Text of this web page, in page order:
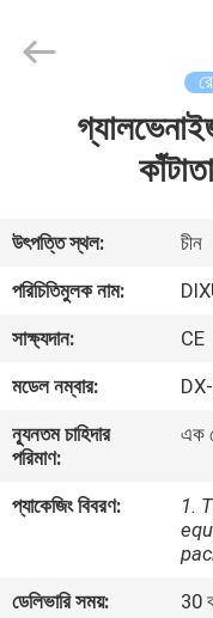
ভিআর
শো
আমাদের
সম্পর্কে
কারখানা
Mesh
Products
উৎপত্তি স্থল:
চীন
পরিচিতিমুলক নাম:
সাক্ষ্যদান:
CE
মডেল নম্বার:
ন্যূনতম চাহিদার
পরিমাণ:
এক
প্যাকেজিং বিবরণ:
1.
ডেলিভারি সময়:
30